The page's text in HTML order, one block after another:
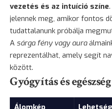
vezetés és az intuíció színe
jelennek meg, amikor fontos
tudattalanunk próbálja
A sárga fény vagy aura
reprezentálhat, amely segít
között.
Gyógyítás és egészség